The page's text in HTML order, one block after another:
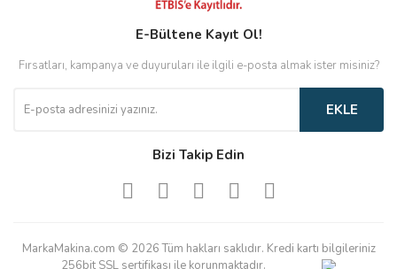
E-Bültene Kayıt Ol!
Fırsatları, kampanya ve duyuruları ile ilgili e-posta almak ister misiniz?
EKLE
Bizi Takip Edin
MarkaMakina.com © 2026 Tüm hakları saklıdır. Kredi kartı bilgileriniz
256bit SSL sertifikası ile korunmaktadır.